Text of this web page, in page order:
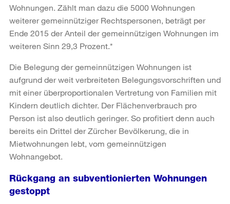
Wohnungen. Zählt man dazu die 5000 Wohnungen
weiterer gemeinnütziger Rechtspersonen, beträgt per
Ende 2015 der Anteil der gemeinnützigen Wohnungen im
weiteren Sinn 29,3 Prozent.*
Die Belegung der gemeinnützigen Wohnungen ist
aufgrund der weit verbreiteten Belegungsvorschriften und
mit einer überproportionalen Vertretung von Familien mit
Kindern deutlich dichter. Der Flächenverbrauch pro
Person ist also deutlich geringer. So profitiert denn auch
bereits ein Drittel der Zürcher Bevölkerung, die in
Mietwohnungen lebt, vom gemeinnützigen
Wohnangebot.
Rückgang an subventionierten Wohnungen
gestoppt